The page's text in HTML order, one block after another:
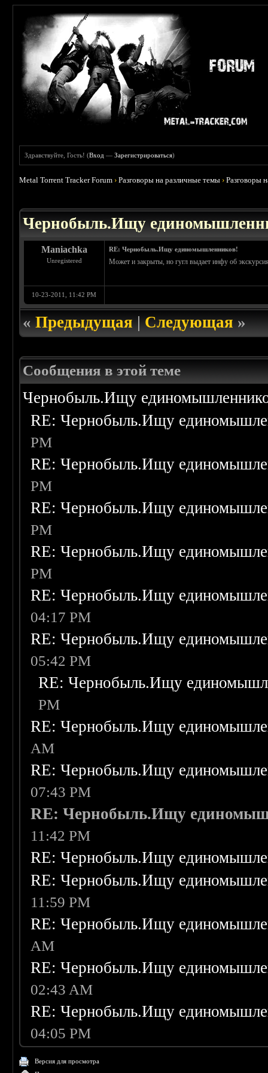
Здравствуйте, Гость! (Вход —Зарегистрироваться)
Metal Torrent Tracker Forum ›Разговоры на различные темы ›Разговоры
Чернобыль.Ищу
Maniachka
Unregistered
RE: Чернобыль.Ищу единомышленников!
Может и закрыты, но гугл выдает инфу об
10-23-2011, 11:42 PM
«Предыдущая|Следующая»
Сообщения в этой теме
Чернобыль.Ищу
RE: Чернобыль.Ищу
PM
RE: Чернобыль.Ищу
PM
RE: Чернобыль.Ищу
PM
RE: Чернобыль.Ищу
PM
RE: Чернобыль.Ищу
04:17 PM
RE: Чернобыль.Ищу
05:42 PM
RE: Чернобыль.Ищу
PM
RE: Чернобыль.Ищу
AM
RE: Чернобыль.Ищу
07:43 PM
RE: Чернобыль.Ищу
11:42 PM
RE: Чернобыль.Ищу
RE: Чернобыль.Ищу
11:59 PM
RE: Чернобыль.Ищу
AM
RE: Чернобыль.Ищу
02:43 AM
RE: Чернобыль.Ищу
04:05 PM
Версия для просмотра